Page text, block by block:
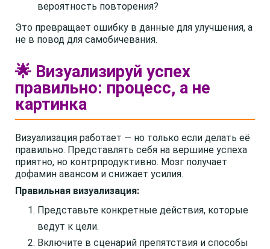
вероятность повторения?
Это превращает ошибку в данные для улучшения, а
не в повод для самобичевания.
🌟 Визуализируй успех
правильно: процесс, а не
картинка
Визуализация работает — но только если делать её
правильно. Представлять себя на вершине успеха
приятно, но контрпродуктивно. Мозг получает
дофамин авансом и снижает усилия.
Правильная визуализация:
Представьте конкретные действия, которые
ведут к цели.
Включите в сценарий препятствия и способы